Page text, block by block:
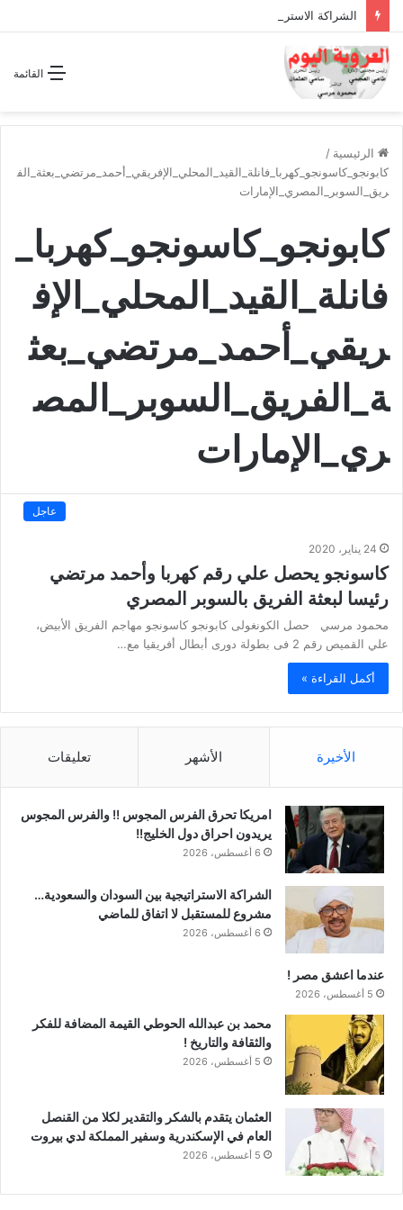
القائمة
الرئيسية /
كابونجو_كاسونجو_كهربا_فانلة_القيد_المحلي_الإفريقي_أحمد_مرتضي_بعثة_الف
ريق_السوبر_المصري_الإمارات
كابونجو_كاسونجو_كهربا_
فانلة_القيد_المحلي_الإف
ريقي_أحمد_مرتضي_بعث
ة_الفريق_السوبر_المص
ري_الإمارات
عاجل
24 يناير، 2020
كاسونجو يحصل علي رقم كهربا وأحمد مرتضي
رئيسا لبعثة الفريق بالسوبر المصري
محمود مرسي حصل الكونغولى كابونجو كاسونجو مهاجم الفريق الأبيض،
علي القميص رقم 2 فى بطولة دورى أبطال أفريقيا مع…
أكمل القراءة »
الأخيرة الأشهر تعليقات
امريكا تحرق الفرس المجوس !! والفرس المجوس
يريدون احراق دول الخليج!!
6 أغسطس، 2026
الشراكة الاستراتيجية بين السودان والسعودية…
مشروع للمستقبل لا اتفاق للماضي
6 أغسطس، 2026
عندما اعشق مصر !
5 أغسطس، 2026
محمد بن عبدالله الحوطي القيمة المضافة للفكر
والثقافة والتاريخ !
5 أغسطس، 2026
العثمان يتقدم بالشكر والتقدير لكلا من القنصل
العام في الإسكندرية وسفير المملكة لدي بيروت
5 أغسطس، 2026